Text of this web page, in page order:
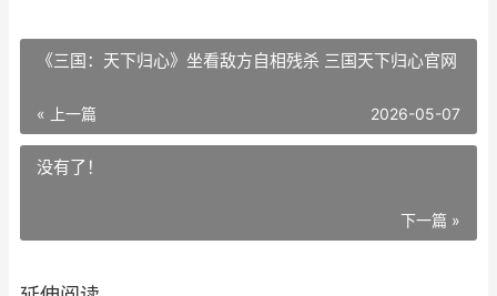
《三国：天下归心》坐看敌方自相残杀 三国天下归心官网
« 上一篇 2026-05-07
没有了！
下一篇 »